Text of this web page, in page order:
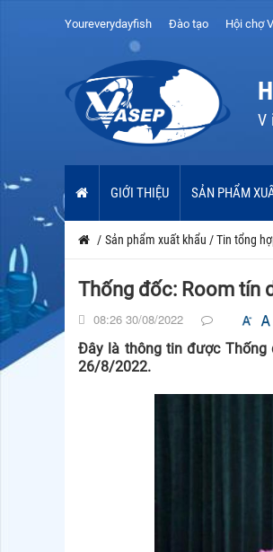
Youreverydayfish Đào tạo Hội chợ
GIỚI THIỆU SẢN PHẨM
/ Sản phẩm xuất khẩu /Tin tổng
Thống đốc: Room tín
08:26 30/08/2022
Đây là thông tin được Thống
26/8/2022.